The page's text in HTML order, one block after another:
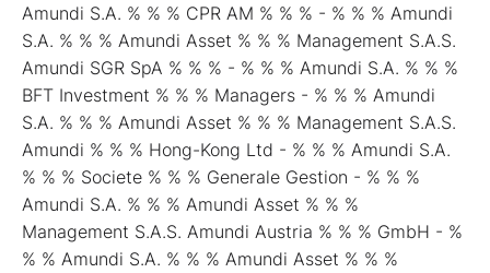
Amundi S.A. % % % CPR AM % % % - % % % Amundi
S.A. % % % Amundi Asset % % % Management S.A.S.
Amundi SGR SpA % % % - % % % Amundi S.A. % % %
BFT Investment % % % Managers - % % % Amundi
S.A. % % % Amundi Asset % % % Management S.A.S.
Amundi % % % Hong-Kong Ltd - % % % Amundi S.A.
% % % Societe % % % Generale Gestion - % % %
Amundi S.A. % % % Amundi Asset % % %
Management S.A.S. Amundi Austria % % % GmbH - %
% % Amundi S.A. % % % Amundi Asset % % %